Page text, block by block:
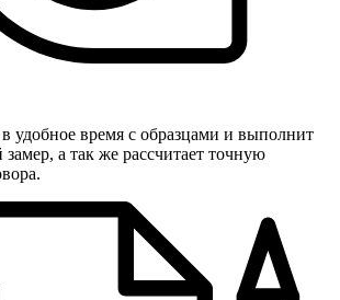
удобное время с образцами и выполнит
а так же рассчитает точную